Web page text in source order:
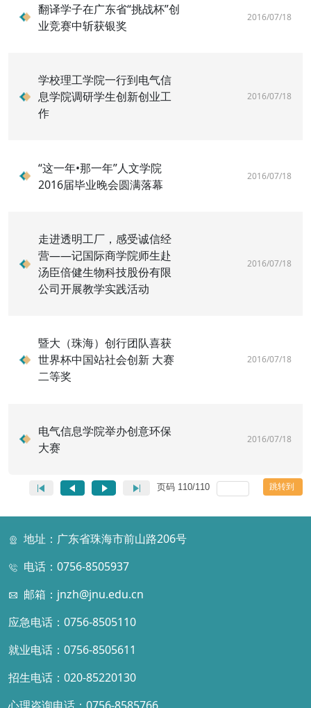
翻译学子在广东省“挑战杯”创
业竞赛中斩获银奖
2016/07/18
学校理工学院一行到电气信
息学院调研学生创新创业工
作
2016/07/18
“这一年•那一年”人文学院
2016届毕业晚会圆满落幕
2016/07/18
走进透明工厂，感受诚信经
营——记国际商学院师生赴
汤臣倍健生物科技股份有限
公司开展教学实践活动
2016/07/18
暨大（珠海）创行团队喜获
世界杯中国站社会创新 大赛
二等奖
2016/07/18
电气信息学院举办创意环保
大赛
2016/07/18
页码 110/110 跳转到
地址：广东省珠海市前山路206号
电话：0756-8505937
邮箱：jnzh@jnu.edu.cn
应急电话：0756-8505110
就业电话：0756-8505611
招生电话：020-85220130